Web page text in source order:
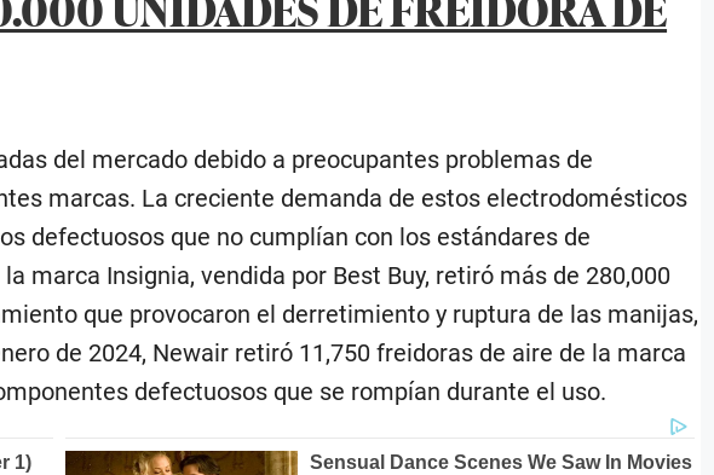
del mercado debido a preocupantes problemas de
marcas. La creciente demanda de estos electrodomésticos
defectuosos que no cumplían con los estándares de
marca Insignia, vendida por Best Buy, retiró más de 280,000
que provocaron el derretimiento y ruptura de las manijas,
de 2024, Newair retiró 11,750 freidoras de aire de la marca
defectuosos que se rompían durante el uso.